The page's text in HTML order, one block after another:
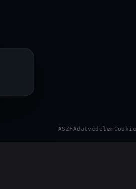
ÁSZFAdatvédelem Cookie